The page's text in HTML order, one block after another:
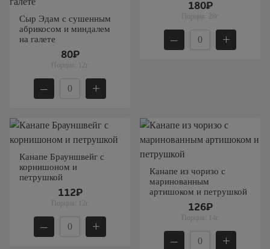
Сыр Эдам с сушенным
абрикосом и миндалем
на галете
80₽
Порция: 12г
– +
180₽
Порция: 28г
– +
Канапе Брауншвейг с
корнишоном и
петрушкой
112₽
Порция: 12г
– +
Канапе из чоризо с
маринованным
артишоком и петрушкой
126₽
Порция: 14г
– +